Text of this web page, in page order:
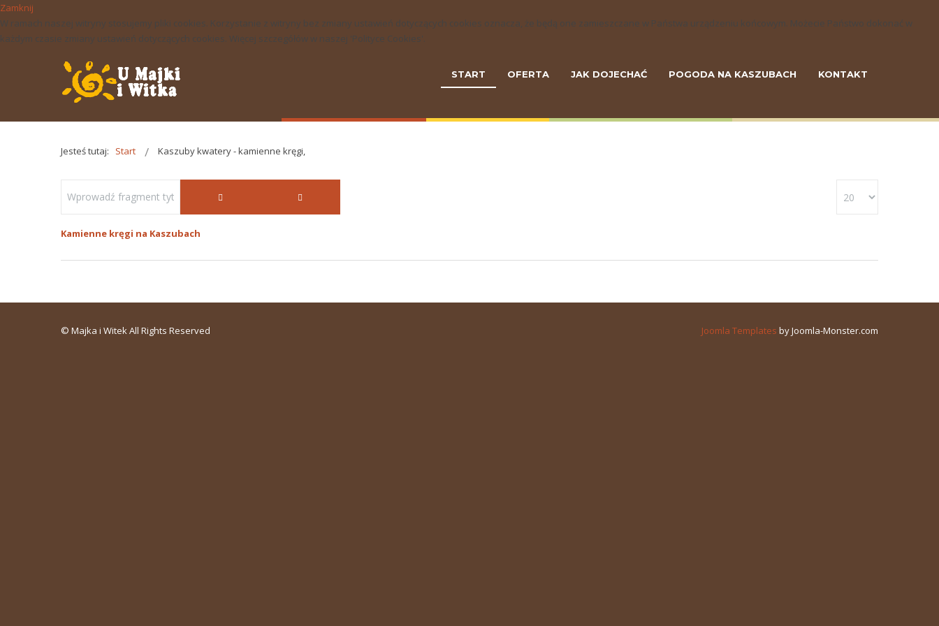
Zamknij
W ramach naszej witryny stosujemy pliki cookies. Korzystanie z witryny bez zmiany ustawień dotyczących cookies oznacza, że będą one zamieszczane w Państwa urządzeniu końcowym. Możecie Państwo dokonać w
każdym czasie zmiany ustawień dotyczących cookies. Więcej szczegółów w naszej 'Polityce Cookies'.
START OFERTA JAK DOJECHAĆ POGODA NA KASZUBACH KONTAKT
Jesteś tutaj: Start Kaszuby kwatery - kamienne kręgi,
Kamienne kręgi na Kaszubach
© Majka i Witek All Rights Reserved Joomla Templates by Joomla-Monster.com